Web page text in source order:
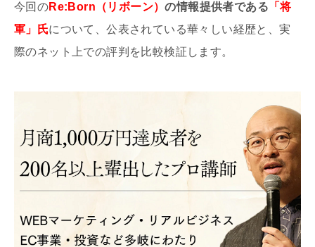
今回のRe:Born（リボーン）の情報提供者である 「将
軍」氏について、公表されている華々しい経歴と、実
際のネット上での評判を比較検証します。